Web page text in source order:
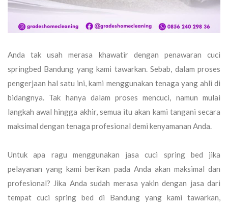
Anda tak usah merasa khawatir dengan penawaran cuci
springbed Bandung yang kami tawarkan. Sebab, dalam proses
pengerjaan hal satu ini, kami menggunakan tenaga yang ahli di
bidangnya. Tak hanya dalam proses mencuci, namun mulai
langkah awal hingga akhir, semua itu akan kami tangani secara
maksimal dengan tenaga profesional demi kenyamanan Anda.
Untuk apa ragu menggunakan jasa cuci spring bed jika
pelayanan yang kami berikan pada Anda akan maksimal dan
profesional? Jika Anda sudah merasa yakin dengan jasa dari
tempat cuci spring bed di Bandung yang kami tawarkan,